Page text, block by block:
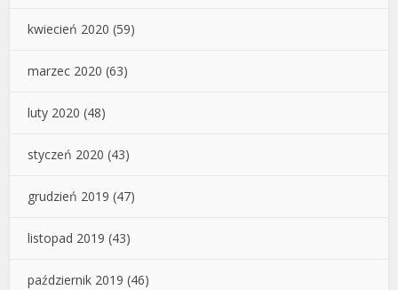
kwiecień 2020 (59)
marzec 2020 (63)
luty 2020 (48)
styczeń 2020 (43)
grudzień 2019 (47)
listopad 2019 (43)
październik 2019 (46)